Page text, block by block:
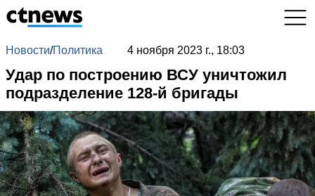
Новости/Политика 4 ноября 2023 г., 18:03
Удар по построению ВСУ уничтожил
подразделение 128-й бригады